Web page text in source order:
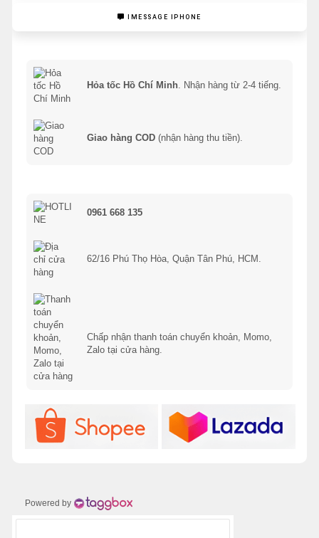
IMESSAGE IPHONE
Hỏa tốc Hồ Chí Minh. Nhận hàng từ 2-4 tiếng.
Giao hàng COD (nhận hàng thu tiền).
0961 668 135
62/16 Phú Thọ Hòa, Quận Tân Phú, HCM.
Chấp nhận thanh toán chuyển khoản, Momo,
Zalo tại cửa hàng.
Powered by